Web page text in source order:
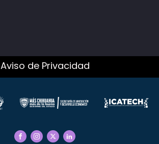
Aviso de Privacidad